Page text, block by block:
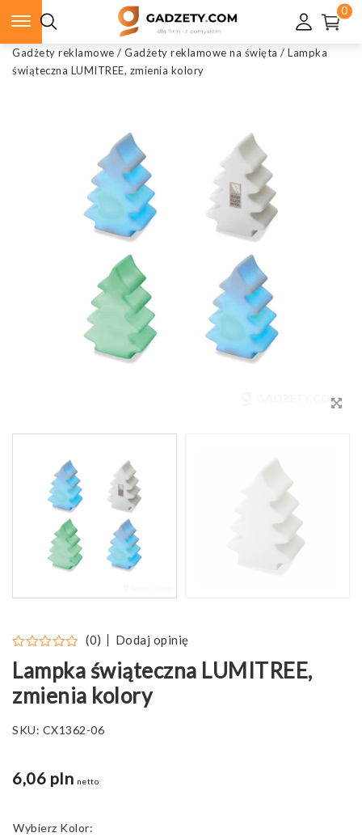
0
Gadżety reklamowe / Gadżety reklamowe na święta / Lampka
świąteczna LUMITREE, zmienia kolory
(0) Dodaj opinię
Lampka świąteczna LUMITREE,
zmienia kolory
SKU: CX1362-06
6,06 pln netto
Kolor